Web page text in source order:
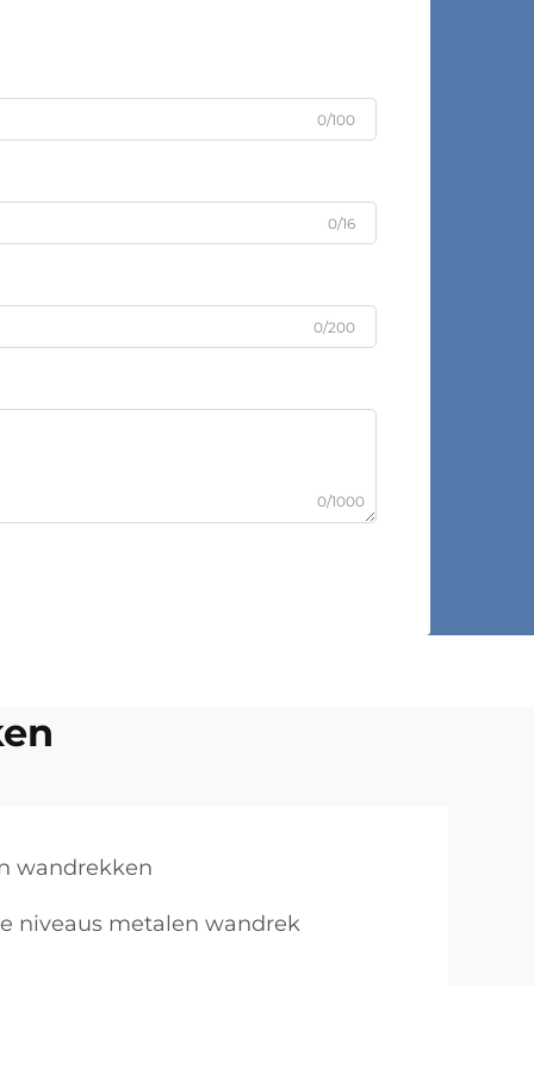
0/100
0/16
0/200
0/1000
wandrekken
niveaus metalen wandrek